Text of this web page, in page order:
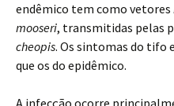
endêmico tem como vetores
mooseri, transmitidas pelas
cheopis. Os sintomas do tifo
que os do epidêmico.